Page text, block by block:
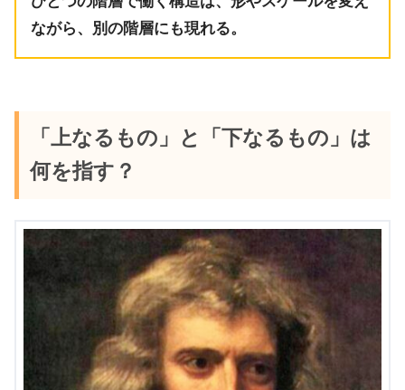
ながら、別の階層にも現れる。
「上なるもの」と「下なるもの」は
何を指す？